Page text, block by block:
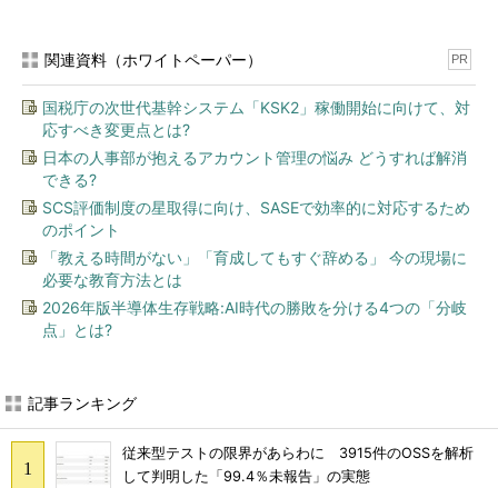
関連資料（ホワイトペーパー） PR
国税庁の次世代基幹システム「KSK2」稼働開始に向けて、対
応すべき変更点とは?
日本の人事部が抱えるアカウント管理の悩み どうすれば解消
できる?
SCS評価制度の星取得に向け、SASEで効率的に対応するため
のポイント
「教える時間がない」「育成してもすぐ辞める」 今の現場に
必要な教育方法とは
2026年版半導体生存戦略:AI時代の勝敗を分ける4つの「分岐
点」とは?
記事ランキング
従来型テストの限界があらわに 3915件のOSSを解析
して判明した「99.4％未報告」の実態